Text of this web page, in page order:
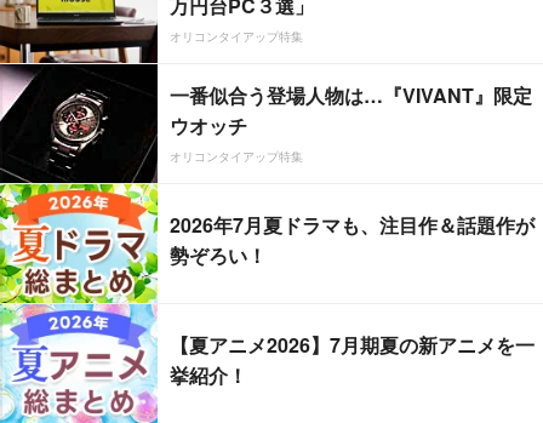
万円台PC３選」
オリコンタイアップ特集
一番似合う登場人物は…『VIVANT』限定
ウオッチ
オリコンタイアップ特集
2026年7月夏ドラマも、注目作＆話題作が
勢ぞろい！
【夏アニメ2026】7月期夏の新アニメを一
挙紹介！